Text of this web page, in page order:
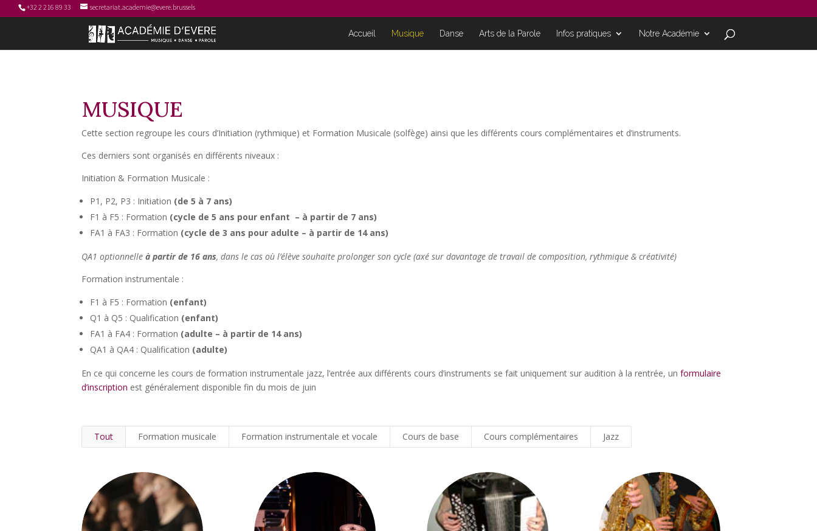
+32 2 216 89 33 secretariat.academie@evere.brussels
Accueil Musique Danse Arts de la Parole Infos pratiques Notre Académie
MUSIQUE
Cette section regroupe les cours d’Initiation (rythmique) et Formation Musicale (solfège) ainsi que les différents cours complémentaires et d’instruments.
Ces derniers sont organisés en différents niveaux :
Initiation & Formation Musicale :
P1, P2, P3 : Initiation (de 5 à 7 ans)
F1 à F5 : Formation (cycle de 5 ans pour enfant – à partir de 7 ans)
FA1 à FA3 : Formation (cycle de 3 ans pour adulte – à partir de 14 ans)
QA1 optionnelleà partir de 16 ans, dans le cas où l’élève souhaite prolonger son cycle (axé sur davantage de travail de composition, rythmique & créativité)
Formation instrumentale :
F1 à F5 : Formation (enfant)
Q1 à Q5 : Qualification (enfant)
FA1 à FA4 : Formation (adulte – à partir de 14 ans)
QA1 à QA4 : Qualification (adulte)
En ce qui concerne les cours de formation instrumentale jazz, l’entrée aux différents cours d’instruments se fait uniquement sur audition à la rentrée, unformulaire
d’inscription est généralement disponible fin du mois de juin
Tout Formation musicale Formation instrumentale et vocale Cours de base Cours complémentaires Jazz